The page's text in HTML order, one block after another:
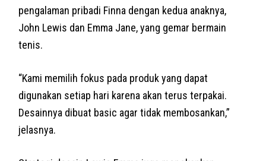
pengalaman pribadi Finna dengan kedua anaknya,
John Lewis dan Emma Jane, yang gemar bermain
tenis.
“Kami memilih fokus pada produk yang dapat
digunakan setiap hari karena akan terus terpakai.
Desainnya dibuat basic agar tidak membosankan,”
jelasnya.